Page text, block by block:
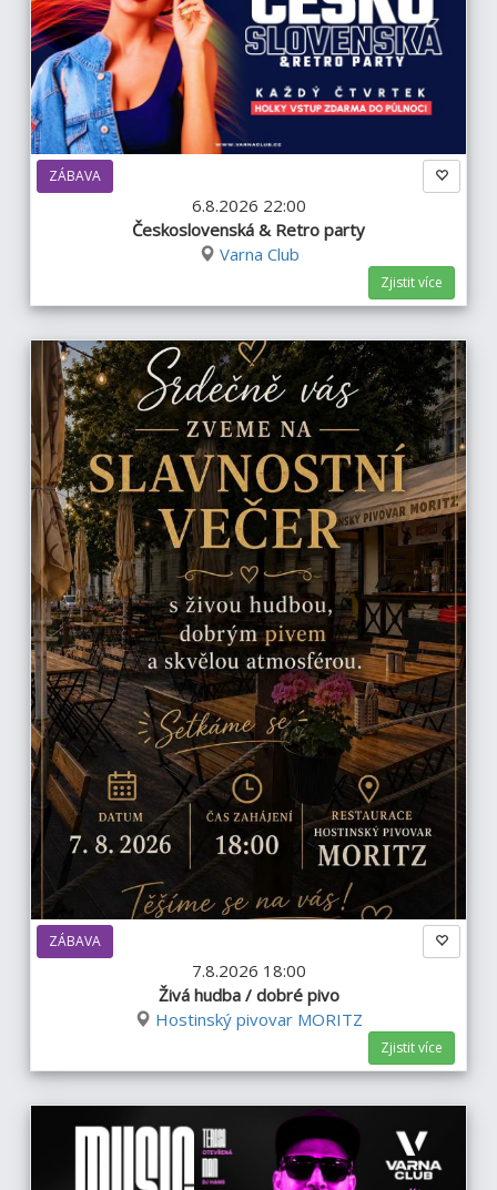
ZÁBAVA
6.8.2026 22:00
Československá & Retro party
Varna Club
Zjistit více
ZÁBAVA
7.8.2026 18:00
Živá hudba / dobré pivo
Hostinský pivovar MORITZ
Zjistit více